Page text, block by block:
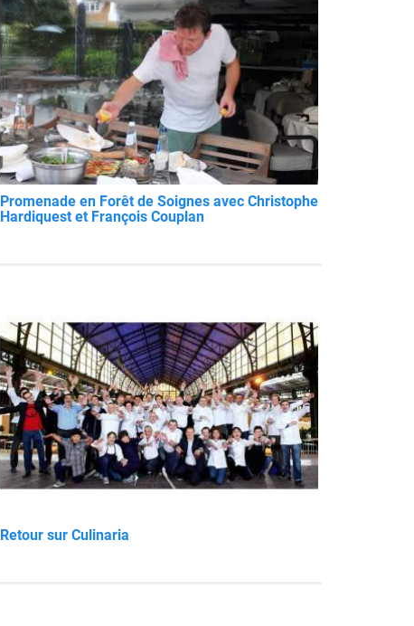
Promenade en Forêt de Soignes avec Christophe
Hardiquest et François Couplan
Retour sur Culinaria